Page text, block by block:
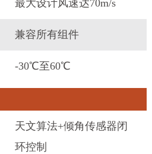
最大设计风速达70m/s
兼容所有组件
-30℃至60℃
天文算法+倾角传感器闭
环控制